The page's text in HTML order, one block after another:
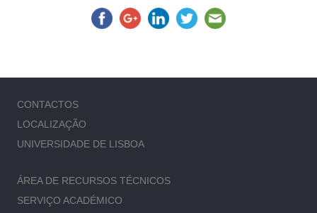
CONTACTOS
LOCALIZAÇÃO
UNIVERSIDADE DE LISBOA
ÁREA DE RECURSOS TÉCNICOS
SERVIÇO ACADÉMICO